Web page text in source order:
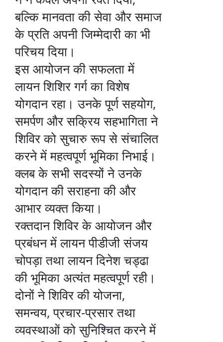
बल्कि मानवता की सेवा और समाज
के प्रति अपनी जिम्मेदारी का भी
परिचय दिया।
इस आयोजन की सफलता में
लायन शिशिर गर्ग का विशेष
योगदान रहा। उनके पूर्ण सहयोग,
समर्पण और सक्रिय सहभागिता ने
शिविर को सुचारु रूप से संचालित
करने में महत्वपूर्ण भूमिका निभाई।
क्लब के सभी सदस्यों ने उनके
योगदान की सराहना की और
आभार व्यक्त किया।
रक्तदान शिविर के आयोजन और
प्रबंधन में लायन पीडीजी संजय
चोपड़ा तथा लायन दिनेश चड्ढा
की भूमिका अत्यंत महत्वपूर्ण रही।
दोनों ने शिविर की योजना,
समन्वय, प्रचार-प्रसार तथा
व्यवस्थाओं को सुनिश्चित करने में